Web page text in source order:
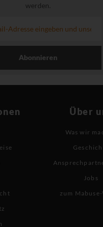
werden.
Abonnieren
Über
Was wir
Jobs
zum